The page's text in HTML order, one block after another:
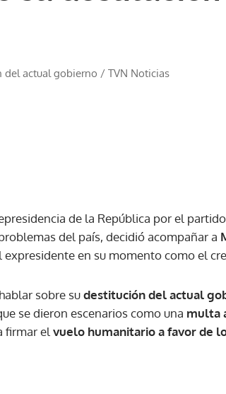
del actual gobierno / TVN Noticias
de la República por el
del país, decidió acompañar a
en su momento como el
sobre sudestitución del actual
se dieron escenarios como una multa
firmar el vuelo humanitario a favor de